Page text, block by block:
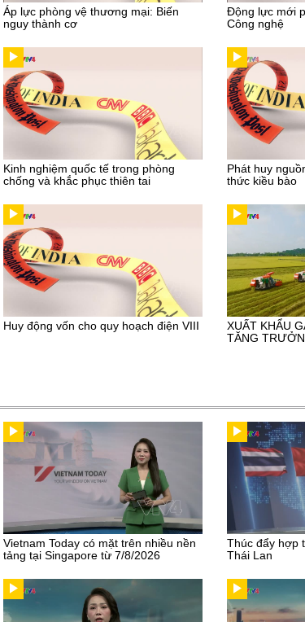
Áp lực phòng vệ thương mại: Biến
nguy thành cơ
Động lực mới
Công nghệ
Kinh nghiệm quốc tế trong phòng
chống và khắc phục thiên tai
Phát huy
thức kiều bào
Huy động vốn cho quy hoạch điện VIII
XUẤT KHẨU
TĂNG
Vietnam Today có mặt trên nhiều nền
tảng tại Singapore từ 7/8/2026
Thúc đẩy hợp
Thái Lan